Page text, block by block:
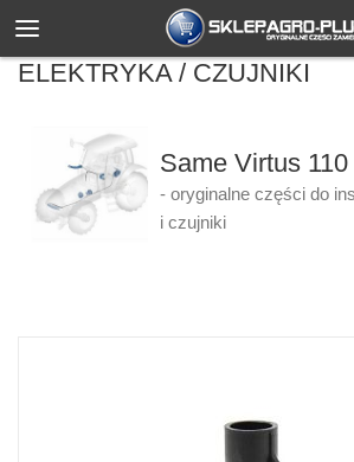
ELEKTRYKA / CZUJNIKI
Same Virtus
- oryginalne części do
i czujniki